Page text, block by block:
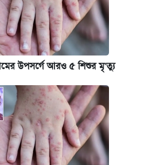
উপসর্গে আরও ৫ শিশুর মৃ'ত্যু